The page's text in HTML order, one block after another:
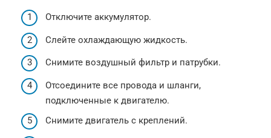
Отключите аккумулятор.
Слейте охлаждающую жидкость.
Снимите воздушный фильтр и патрубки.
Отсоедините все провода и шланги,
подключенные к двигателю.
Снимите двигатель с креплений.